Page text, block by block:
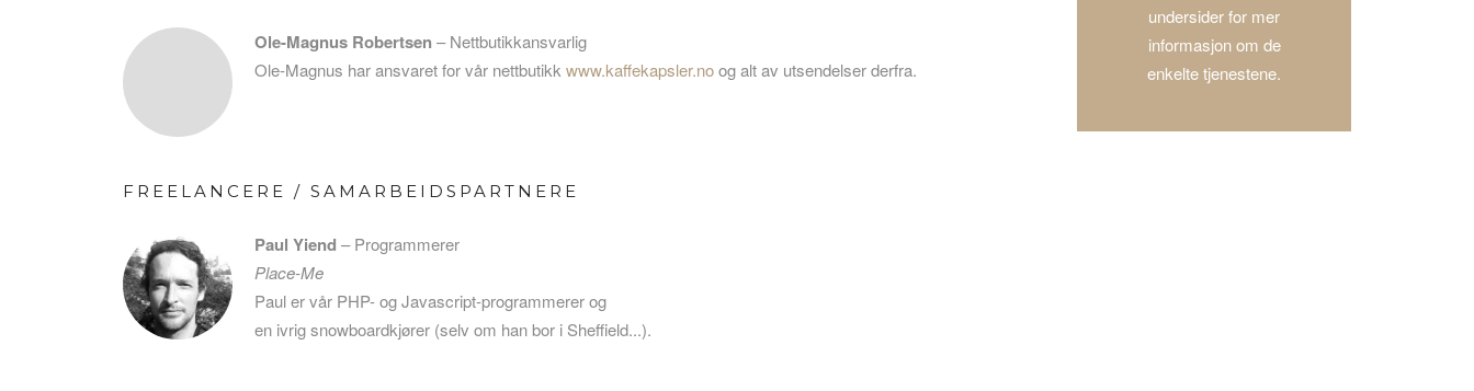
Ole-Magnus Robertsen – Nettbutikkansvarlig
Ole-Magnus har ansvaret for vår nettbutikk www.kaffekapsler.noog alt av utsendelser derfra.
FREELANCERE / SAMARBEIDSPARTNERE
Paul Yiend – Programmerer
Place-Me
Paul er vår PHP- og Javascript-programmerer og
en ivrig snowboardkjører (selv om han bor i Sheffield...).
undersider for mer
informasjon om de
enkelte tjenestene.